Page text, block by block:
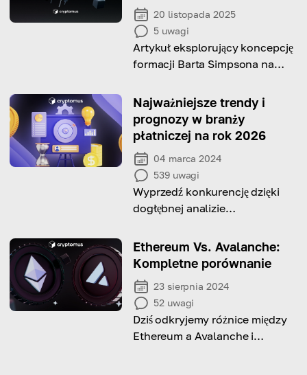
20 listopada 2025
5 uwagi
Artykuł eksplorujący koncepcję
formacji Barta Simpsona na
Najważniejsze trendy i
prognozy w branży
płatniczej na rok 2026
04 marca 2024
539 uwagi
Wyprzedź konkurencję dzięki
dogłębnej analizie
branży płatniczej i prognozom
na rok 2026
Ethereum Vs. Avalanche:
Kompletne porównanie
23 sierpnia 2024
52 uwagi
Dziś odkryjemy różnice między
Ethereum a Avalanche i